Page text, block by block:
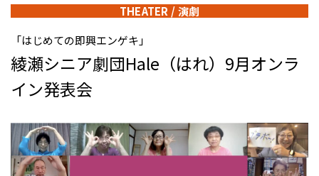
THEATER /演劇
「はじめての即興エンゲキ」
綾瀬シニア劇団Hale（はれ）9月オンラ
イン発表会